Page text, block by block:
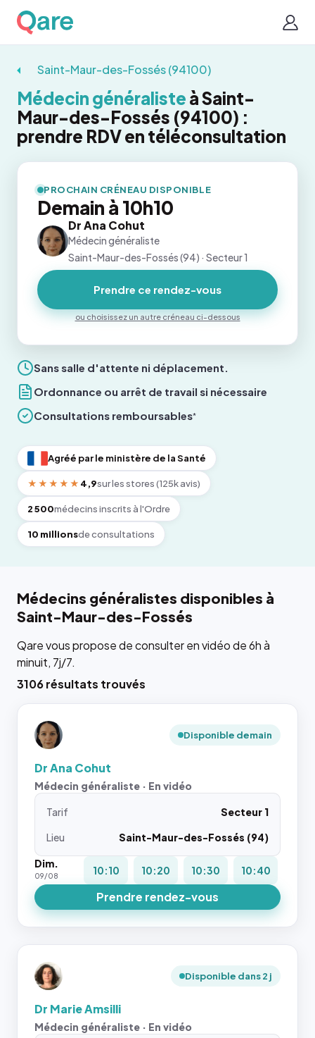
Saint-Maur-des-Fossés (94100)
Médecin généraliste à Saint-
Maur-des-Fossés (94100) :
prendre RDV en téléconsultation
Sans salle d'attente ni déplacement.
Ordonnance ou arrêt de travail si nécessaire
Consultations remboursables*
Agréé par le ministère de la Santé
★★★★★ 4,9sur les stores (125k avis)
2 500médecins inscrits à l'Ordre
10 millionsde consultations
PROCHAIN CRÉNEAU DISPONIBLE
Demain à 10h10
Dr Ana Cohut
Médecin généraliste
Saint-Maur-des-Fossés (94) · Secteur 1
Prendre ce rendez-vous
ou choisissez un autre créneau ci-dessous
Médecins généralistes disponibles à
Saint-Maur-des-Fossés
Qare vous propose de consulter en vidéo de 6h à
minuit, 7j/7.
3106 résultats trouvés
Disponible demain
Dr Ana Cohut
Médecin généraliste · En vidéo
Tarif
Secteur 1
Lieu
Saint-Maur-des-Fossés (94)
Dim.
09/08 10:10 10:20 10:30 10:40
Prendre rendez-vous
Disponible dans 2 j
Dr Marie Amsilli
Médecin généraliste · En vidéo